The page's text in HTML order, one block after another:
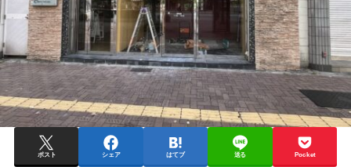
ポスト シェア はてブ 送る Pocket